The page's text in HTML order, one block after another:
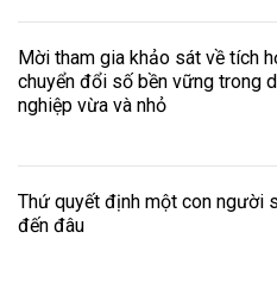
Mời tham gia khảo sát về tích
chuyển đổi số bền vững trong
nghiệp vừa và nhỏ
Thứ quyết định một con người
đến đâu